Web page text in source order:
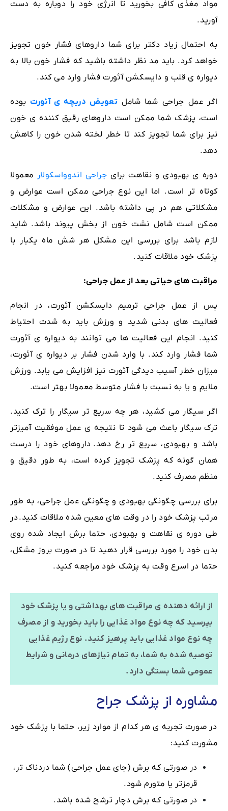
مواد مغذی کافی بخورید تا انرژی خود را دوباره به دست
آورید.
به احتمال زیاد دکتر برای شما داروهای فشار خون تجویز
خواهد کرد. باید مد نظر داشته باشید که فشار خون بالا به
دیواره ی قلب و دایسکشن آئورت فشار وارد می کند.
اگر عمل جراحی شما شامل تعویض دریچه ی آئورتبوده
است، پزشک شما ممکن است داروهای رقیق کننده ی خون
نیز برای شما تجویز کند تا خطر لخته شدن خون را کاهش
دهد.
دوره ی بهبودی و نقاهت برای جراحی اندوواسکولار معمولا
کوتاه تر است. اما این نوع جراحی ممکن است عوارض و
مشکلاتی هم در پی داشته باشد. این عوارض و مشکلات
ممکن است شامل نشت خون از بخش پیوند باشد. شاید
لازم باشد برای بررسی این مشکل هر شش ماه یکبار با
پزشک خود ملاقات کنید.
مراقبت های حیاتی بعد از عمل جراحی:
پس از عمل جراحی ترمیم دایسکشن آئورت، در انجام
فعالیت های بدنی شدید و ورزش باید به شدت احتیاط
کنید. انجام این فعالیت ها می توانند به دیواره ی آئورت
شما فشار وارد کند. با وارد شدن فشار بر دیواره ی آئورت،
میزان خطر آسیب دیدگی آئورت نیز افزایش می یابد. ورزش
ملایم و یا به نسبت با فشار متوسط معمولا بهتر است.
اگر سیگار می کشید، هر چه سریع تر سیگار را ترک کنید.
ترک سیگار باعث می شود تا نتیجه ی عمل موفقیت آمیزتر
باشد و بهبودی، سریع تر رخ دهد. داروهای خود را درست
همان گونه که پزشک تجویز کرده است، به طور دقیق و
منظم مصرف کنید.
برای بررسی چگونگی بهبودی و چگونگی عمل جراحی، به طور
مرتب پزشک خود را در وقت های معین شده ملاقات کنید.در
طی دوره ی نقاهت و بهبودی، حتما برش ایجاد شده روی
بدن خود را مورد بررسی قرار دهید تا در صورت بروز مشکل،
حتما در اسرع وقت به پزشک خود مراجعه کنید.
از ارائه دهنده ی مراقبت های بهداشتی و یا پزشک خود
بپرسید که چه نوع مواد غذایی را باید بخورید و از مصرف
چه نوع مواد غذایی باید پرهیز کنید. نوع رژیم غذایی
توصیه شده به شما، به تمام نیازهای درمانی و شرایط
عمومی شما بستگی دارد.
مشاوره از پزشک جراح
در صورت تجربه ی هر کدام از موارد زیر، حتما با پزشک خود
مشورت کنید:
در صورتی که برش (جای عمل جراحی) شما دردناک تر،
قرمزتر یا متورم شود.
در صورتی که برش دچار ترشح شده باشد.